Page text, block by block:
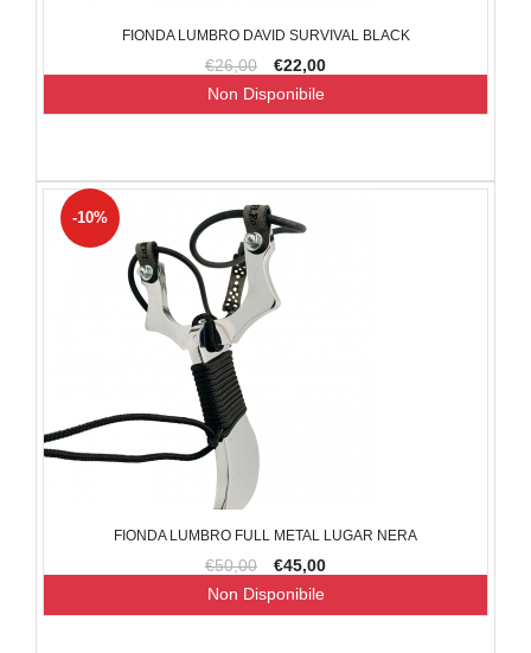
FIONDA LUMBRO DAVID SURVIVAL BLACK
€26,00 €22,00
Non Disponibile
FIONDA LUMBRO FULL METAL LUGAR NERA
€50,00 €45,00
-10%
Non Disponibile